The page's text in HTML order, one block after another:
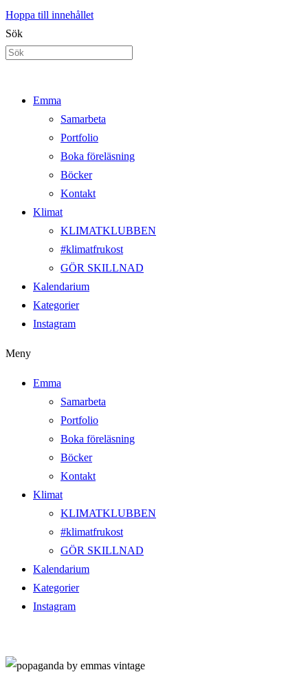
Hoppa till innehållet
Sök
Emma
Samarbeta
Portfolio
Boka föreläsning
Böcker
Kontakt
Klimat
KLIMATKLUBBEN
#klimatfrukost
GÖR SKILLNAD
Kalendarium
Kategorier
Instagram
Meny
Emma
Samarbeta
Portfolio
Boka föreläsning
Böcker
Kontakt
Klimat
KLIMATKLUBBEN
#klimatfrukost
GÖR SKILLNAD
Kalendarium
Kategorier
Instagram